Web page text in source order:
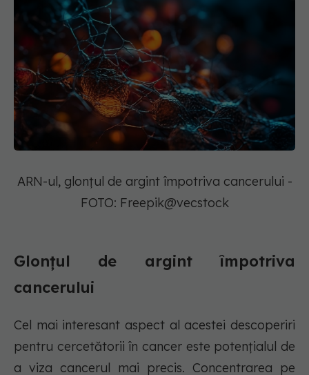
ARN-ul, glonțul de argint împotriva cancerului -
FOTO: Freepik@vecstock
Glonțul de argint împotriva
cancerului
Cel mai interesant aspect al acestei descoperiri
pentru cercetătorii în cancer este potențialul de
a viza cancerul mai precis. Concentrarea pe